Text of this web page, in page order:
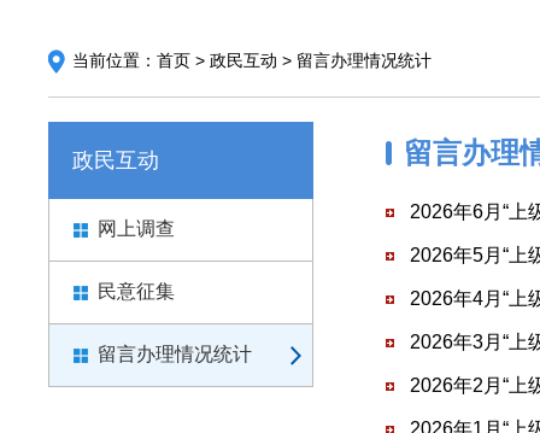
当前位置： 首页 > 政民互动 > 留言办理情况统计
政民互动
网上调查
民意征集
留言办理情况统计
留言办理
2026年6月“上
2026年5月“上
2026年4月“上
2026年3月“上
2026年2月“上
2026年1月“上